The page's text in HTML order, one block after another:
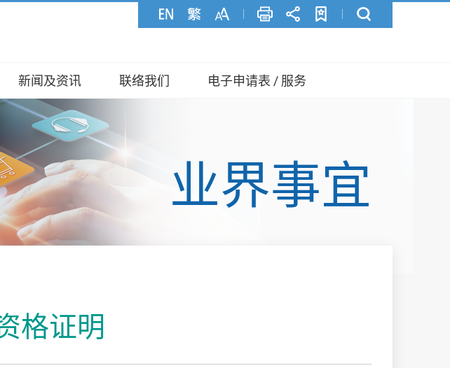
新闻及资讯 联络我们 电子申请表 / 服务
业界事宜
格证明